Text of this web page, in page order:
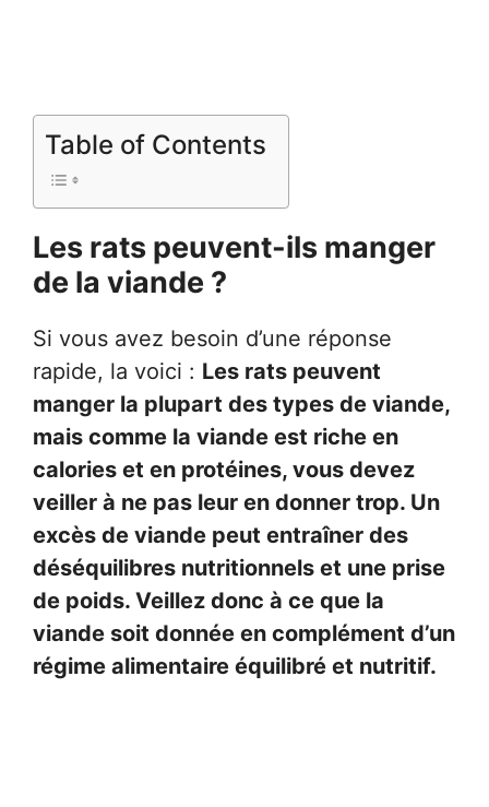
Table of Contents
Les rats peuvent-ils manger
de la viande ?
Si vous avez besoin d’une réponse
rapide, la voici : Les rats peuvent
manger la plupart des types de viande,
mais comme la viande est riche en
calories et en protéines, vous devez
veiller à ne pas leur en donner trop. Un
excès de viande peut entraîner des
déséquilibres nutritionnels et une prise
de poids. Veillez donc à ce que la
viande soit donnée en complément d’un
régime alimentaire équilibré et nutritif.